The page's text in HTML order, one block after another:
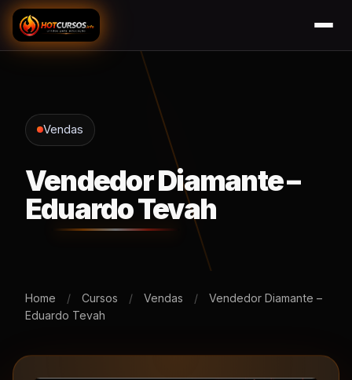
Vendas
Vendedor Diamante –
Eduardo Tevah
Home / Cursos / Vendas /
Vendedor Diamante –
Eduardo Tevah